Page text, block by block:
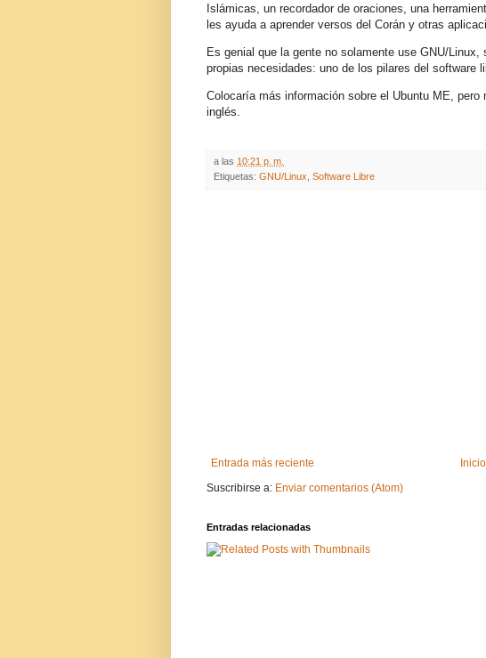
Islámicas, un recordador de oraciones, una
les ayuda a aprender versos del Corán y otras
Es genial que la gente no solamente use GNU/
propias necesidades: uno de los pilares del software
Colocaría más información sobre el Ubuntu ME, pero
inglés.
a las 10:21 p. m.
Etiquetas: GNU/Linux, Software Libre
Entrada más reciente
Inicio
Suscribirse a: Enviar comentarios (Atom)
Entradas relacionadas